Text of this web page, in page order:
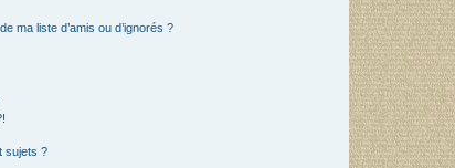
ma liste d’amis ou d’ignorés ?
sujets ?